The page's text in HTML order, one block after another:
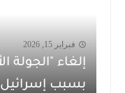
فبراير 15, 2026
بسبب إسرائيل